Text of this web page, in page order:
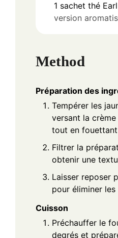
1 sachet thé
version
Method
Préparation des
Tempérer les
versant la
tout en
Filtrer la
obtenir une
Laisser reposer
pour éliminer les
Cuisson
Préchauffer le
degrés et